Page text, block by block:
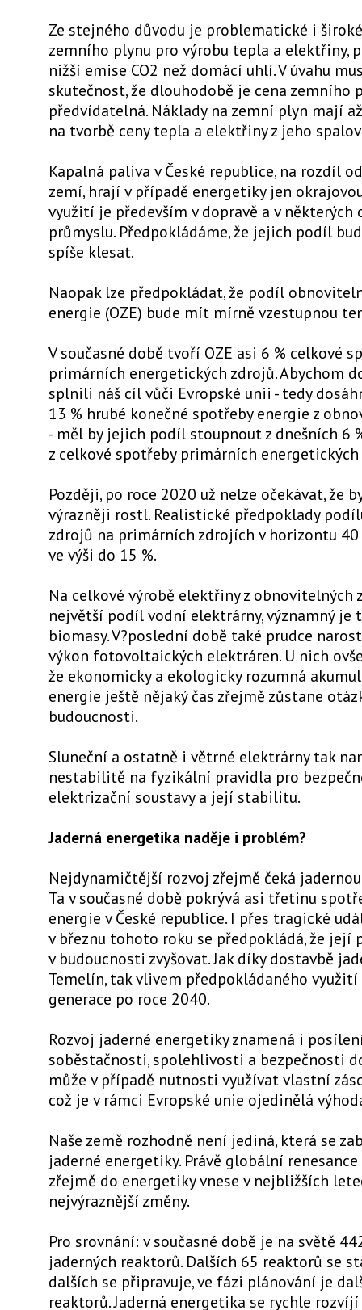
Ze stejného důvodu je problematické i
zemního plynu pro výrobu tepla a elektřiny,
nižší emise CO2 než domácí uhlí. V úvahu
skutečnost, že dlouhodobě je cena zemního
předvídatelná. Náklady na zemní plyn mají
na tvorbě ceny tepla a elektřiny z jeho
Kapalná paliva v České republice, na rozdíl
zemí, hrají v případě energetiky jen
využití je především v dopravě a v některých
průmyslu. Předpokládáme, že jejich podíl
spíše klesat.
Naopak lze předpokládat, že podíl
energie (OZE) bude mít mírně vzestupnou
V současné době tvoří OZE asi 6 % celkové
primárních energetických zdrojů. Abychom
splnili náš cíl vůči Evropské unii - tedy
13 % hrubé konečné spotřeby energie z
- měl by jejich podíl stoupnout z dnešních 6
z celkové spotřeby primárních
Později, po roce 2020 už nelze očekávat, že
výrazněji rostl. Realistické předpoklady
zdrojů na primárních zdrojích v horizontu
ve výši do 15 %.
Na celkové výrobě elektřiny z obnovitelných
největší podíl vodní elektrárny, významný je
biomasy. V?poslední době také prudce
výkon fotovoltaických elektráren. U nich
že ekonomicky a ekologicky rozumná
energie ještě nějaký čas zřejmě zůstane
budoucnosti.
Sluneční a ostatně i větrné elektrárny tak
nestabilitě na fyzikální pravidla pro
elektrizační soustavy a její stabilitu.
Jaderná energetika naděje i problém?
Nejdynamičtější rozvoj zřejmě čeká
Ta v současné době pokrývá asi třetinu
energie v České republice. I přes tragické
v březnu tohoto roku se předpokládá, že její
v budoucnosti zvyšovat. Jak díky dostavbě
Temelín, tak vlivem předpokládaného
generace po roce 2040.
Rozvoj jaderné energetiky znamená i
soběstačnosti, spolehlivosti a bezpečnosti
může v případě nutnosti využívat vlastní
což je v rámci Evropské unie ojedinělá
Naše země rozhodně není jediná, která se
jaderné energetiky. Právě globální
zřejmě do energetiky vnese v nejbližších
nejvýraznější změny.
Pro srovnání: v současné době je na světě
jaderných reaktorů. Dalších 65 reaktorů se
dalších se připravuje, ve fázi plánování je
reaktorů. Jaderná energetika se rychle